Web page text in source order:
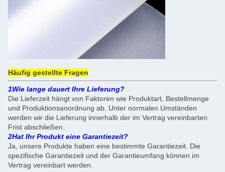
Häufig gestellte Fragen
1Wie lange dauert Ihre Lieferung?
Die Lieferzeit hängt von Faktoren wie Produktart, Bestellmenge
und Produktionsanordnung ab. Unter normalen Umständen
werden wir die Lieferung innerhalb der im Vertrag vereinbarten
Frist abschließen.
2Hat Ihr Produkt eine Garantiezeit?
Ja, unsere Produkte haben eine bestimmte Garantiezeit. Die
spezifische Garantiezeit und der Garantieumfang können im
Vertrag vereinbart werden.